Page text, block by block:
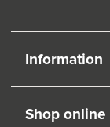
Information
Shop online